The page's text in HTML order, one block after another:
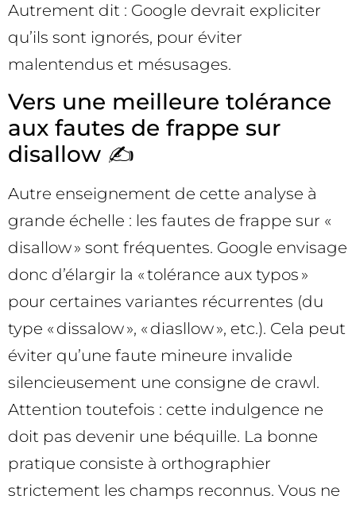
Autrement dit : Google devrait expliciter
qu’ils sont ignorés, pour éviter
malentendus et mésusages.
Vers une meilleure tolérance
aux fautes de frappe sur
disallow ✍️
Autre enseignement de cette analyse à
grande échelle : les fautes de frappe sur «
disallow » sont fréquentes. Google envisage
donc d’élargir la « tolérance aux typos »
pour certaines variantes récurrentes (du
type « dissalow », « diasllow », etc.). Cela peut
éviter qu’une faute mineure invalide
silencieusement une consigne de crawl.
Attention toutefois : cette indulgence ne
doit pas devenir une béquille. La bonne
pratique consiste à orthographier
strictement les champs reconnus. Vous ne